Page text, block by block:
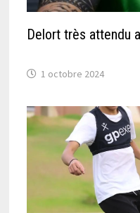
Delort très attendu
1 octobre 2024